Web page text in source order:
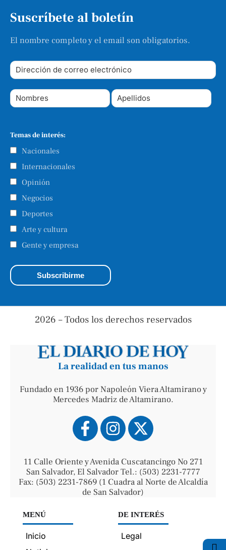
Suscríbete al boletín
El nombre completo y el email son obligatorios.
Temas de interés:
Nacionales
Internacionales
Opinión
Negocios
Deportes
Arte y cultura
Gente y empresa
2026 – Todos los derechos reservados
La realidad en tus manos
Fundado en 1936 por Napoleón Viera Altamirano y
Mercedes Madriz de Altamirano.
11 Calle Oriente y Avenida Cuscatancingo No 271
San Salvador, El Salvador Tel.: (503) 2231-7777
Fax: (503) 2231-7869 (1 Cuadra al Norte de Alcaldía
de San Salvador)
MENÚ
Inicio
DE INTERÉS
Legal